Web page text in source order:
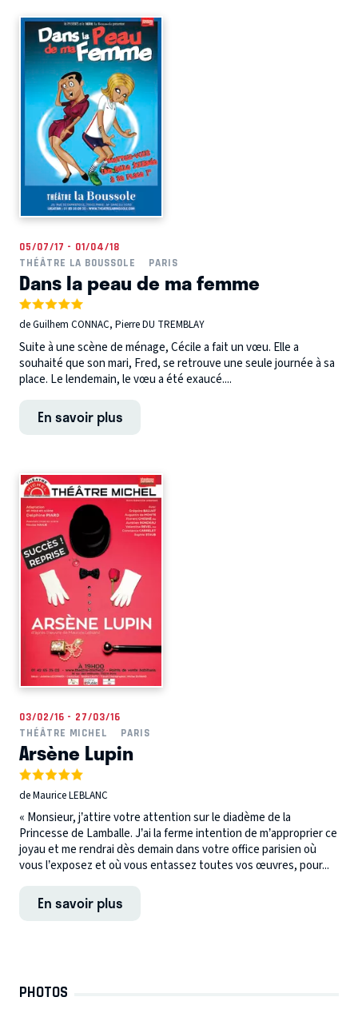
05/07/17 - 01/04/18
THÉÂTRE LA BOUSSOLE
PARIS
Dans la peau de ma femme
de Guilhem CONNAC, Pierre DU TREMBLAY
Suite à une scène de ménage, Cécile a fait un vœu. Elle a
souhaité que son mari, Fred, se retrouve une seule journée à sa
place. Le lendemain, le vœu a été exaucé....
En savoir plus
03/02/16 - 27/03/16
THÉÂTRE MICHEL
PARIS
Arsène Lupin
de Maurice LEBLANC
« Monsieur, j’attire votre attention sur le diadème de la
Princesse de Lamballe. J’ai la ferme intention de m’approprier ce
joyau et me rendrai dès demain dans votre office parisien où
vous l’exposez et où vous entassez toutes vos œuvres, pour...
En savoir plus
PHOTOS